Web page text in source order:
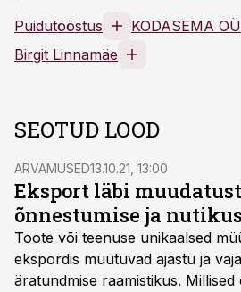
Puidutööstus
KODASEMA OÜ
Birgit Linnamäe
SEOTUD LOOD
ARVAMUSED13.10.21, 13:00
Eksport läbi
õnnestumise ja
Toote või teenuse unikaalsed
ekspordis muutuvad ajastu ja
äratundmise raamistikus. Millised